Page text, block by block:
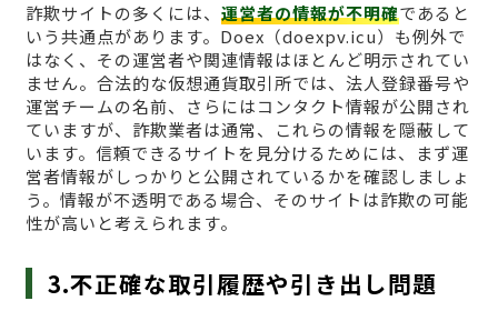
詐欺サイトの多くには、 運営者の情報が不明確であると
いう共通点があります。Doex（doexpv.icu）も例外で
はなく、その運営者や関連情報はほとんど明示されてい
ません。合法的な仮想通貨取引所では、法人登録番号や
運営チームの名前、さらにはコンタクト情報が公開され
ていますが、詐欺業者は通常、これらの情報を隠蔽して
います。信頼できるサイトを見分けるためには、まず運
営者情報がしっかりと公開されているかを確認しましょ
う。情報が不透明である場合、そのサイトは詐欺の可能
性が高いと考えられます。
3.不正確な取引履歴や引き出し問題